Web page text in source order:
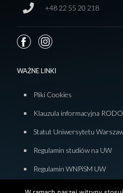
+48 22 55 20 218
WAŻNE LINKI
Pliki Cookies
Klauzula informacyjna RODO
Statut Uniwersytetu
Regulamin studiów na UW
Regulamin WNPiSM UW